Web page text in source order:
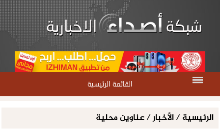
القائمة الرئيسية
الرئيسية/الأخبار/عناوين محلية